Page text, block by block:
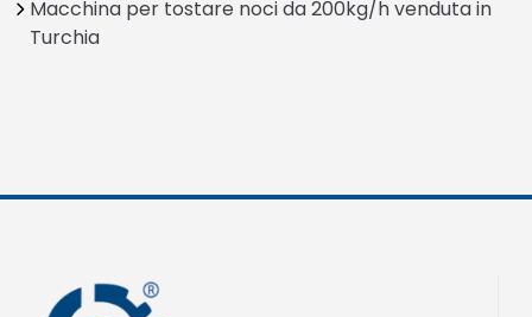
Macchina per tostare noci da 200kg/h venduta in
Turchia